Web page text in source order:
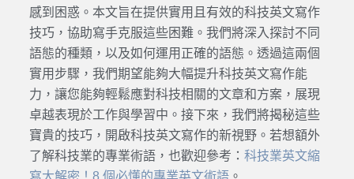
感到困惑。 本文旨在提供實用且有效的科技英文寫作
技巧，協助寫手克服這些困難。我們將深入探討不同
語態的種類，以及如何運用正確的語態。透過這兩個
實用步驟，我們期望能夠大幅提升科技英文寫作能
力，讓您能夠輕鬆應對科技相關的文章和方案，展現
卓越表現於工作與學習中。接下來，我們將揭秘這些
寶貴的技巧，開啟科技英文寫作的新視野。若想額外
了解科技業的專業術語，也歡迎參考： 科技業英文縮